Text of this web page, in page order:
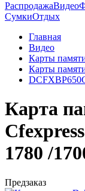
РаспродажаВидео
СумкиОтдых
Главная
Видео
Карты
Карты
Карта
1780 /
Предзаказ